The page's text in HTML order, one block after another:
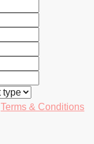
Terms & Conditions